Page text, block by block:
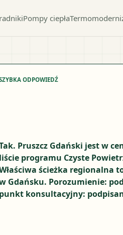
Pompy ciepła
ODPOWIEDŹ
Pruszcz Gdański jest w
liście programu Czyste
ścieżka regionalna
Gdańsku. Porozumienie:
punkt konsultacyjny: